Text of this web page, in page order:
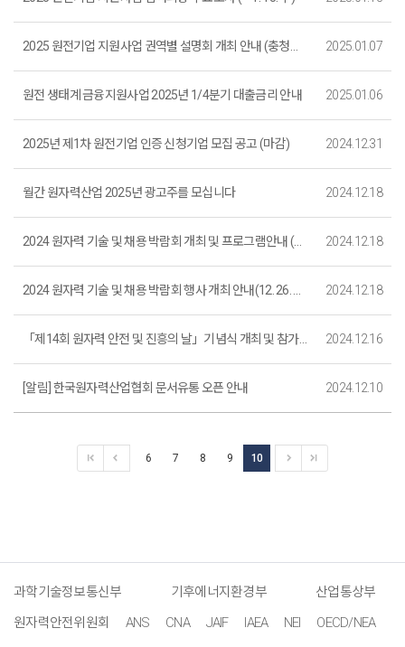
2025 원전기업 지원사업 권역별 설명회 개최 안내 (충청권, 부산 모집 ★1. 24. 까지) 2025.01.07
원전 생태계 금융지원사업 2025년 1/4분기 대출금리 안내 2025.01.06
2025년 제1차 원전기업 인증 신청기업 모집 공고 (마감) 2024.12.31
월간 원자력산업 2025년 광고주를 모십니다 2024.12.18
2024 원자력 기술 및 채용 박람회 개최 및 프로그램안내 (12. 26. ) 2024.12.18
2024 원자력 기술 및 채용 박람회 행사 개최 안내(12. 26. 목) 2024.12.18
「제14회 원자력 안전 및 진흥의 날」기념식 개최 및 참가 안내 2024.12.16
[알림] 한국원자력산업협회 문서유통 오픈 안내 2024.12.10
6 7 8 9 10
과학기술정보통신부 기후에너지환경부
산업통상부
원자력안전위원회
ANS CNA JAIF IAEA NEI
OECD/NEA